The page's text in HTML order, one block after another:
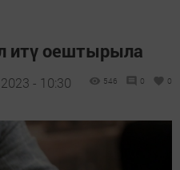
итү оештырыла
- 10:30 546 0 0